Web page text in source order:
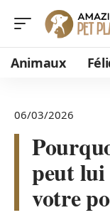
Animaux
06/03/2026
peut lui
votre